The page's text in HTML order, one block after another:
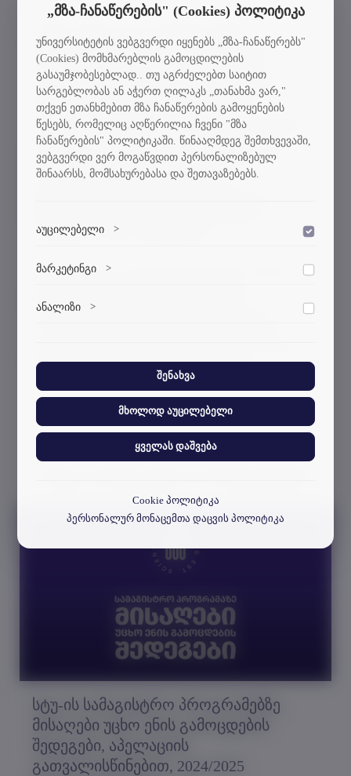
სტუდენტებს, საქართველოს მომავალ თაობას
ახალი პროექტის დაწყებისთვის. ბუნების
დაცვა, მოვლა, განაშენიანება არის ჩვენი ერთ-
ერთი მთავარი მიზანი და როცა სტუ-ის
თვითმმართველობის პრეზიდენტმა ინიციატივა
გააჟღერა, რა თქმა უნდა, დიდი სიხარულით
დავუჭირეთ მხარი. მადლობა საბურთალოს
რაიონის გამგებელს, ბატონ გიზოს,
განაცხადა დავით გურგენიძემ.
საბურთალოს რაიონის გამგებელმა რექტორს
საინტერესო პროექტის ინიციირებისა და
საინტერესო პროექტებში მხარდაჭერა
აღმოუჩინოს.
სტუ-ის სამაგისტრო პროგრამებზე
მისაღები უცხო ენის გამოცდების
შედეგები, აპელაციის
გათვალისწინებით, 2024/2025
„მზა-ჩანაწერების" (Cookies) პოლიტიკა
უნივერსიტეტის ვებგვერდი იყენებს „მზა-ჩანაწერებს"
(Cookies) მომხმარებლის გამოცდილების
გასაუმჯობესებლად.. თუ აგრძელებთ საიტით
სარგებლობას ან აჭერთ ღილაკს „თანახმა ვარ,"
თქვენ ეთანხმებით მზა ჩანაწერების გამოყენების
წესებს, რომელიც აღწერილია ჩვენი "მზა
ჩანაწერების" პოლიტიკაში. წინააღმდეგ შემთხვევაში,
ვებგვერდი ვერ მოგაწვდით პერსონალიზებულ
შინაარსს, მომსახურებასა და შეთავაზებებს.
აუცილებელი >
დაშვება
ვებსაიტის გამართული ფუნქციონირებისთვის
აუცილებელი ქუქი-ფაილები.
მარკეტინგი >
დაშვება
მარკეტინგული ქუქი-ფაილები გვეხმარება
პერსონალიზებული კონტენტისა და რეკლამების
ანალიზი >
დაშვება
შენახვა
მხოლოდ აუცილებელი
ყველას დაშვება
Cookie პოლიტიკა
პერსონალურ მონაცემთა დაცვის პოლიტიკა